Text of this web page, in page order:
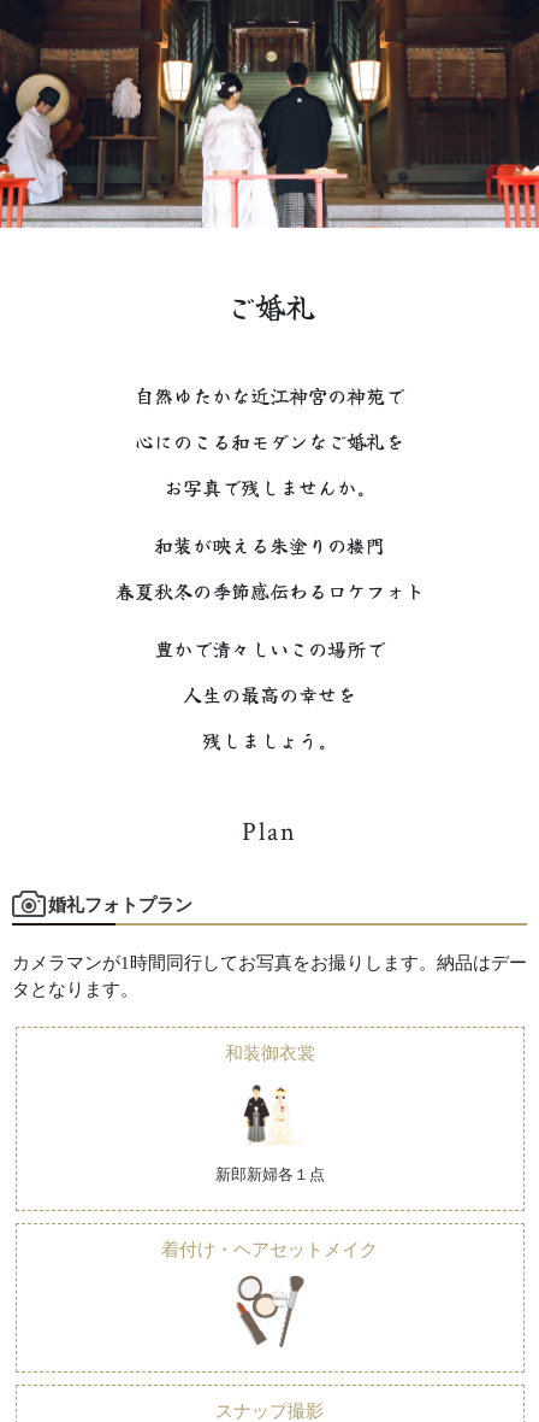
ご婚礼
自然ゆたかな近江神宮の神苑で
心にのこる和モダンなご婚礼を
お写真で残しませんか。
和装が映える朱塗りの楼門
春夏秋冬の季節感伝わるロケフォト
豊かで清々しいこの場所で
人生の最高の幸せを
残しましょう。
Plan
婚礼フォトプラン
カメラマンが1時間同行してお写真をお撮りします。納品はデー
タとなります。
和装御衣裳
新郎新婦各１点
着付け・ヘアセットメイク
スナップ撮影